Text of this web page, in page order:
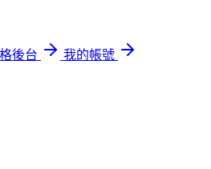
後台
我的帳號